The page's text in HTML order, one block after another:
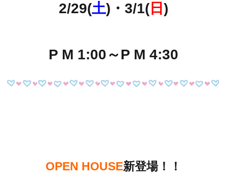
2/29(土)・3/1(日 )
P M 1:00～P M 4:30
OPEN HOUSE新登場！！